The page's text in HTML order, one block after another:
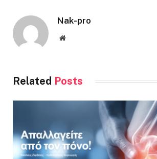
Nak-pro
Website
Related Posts